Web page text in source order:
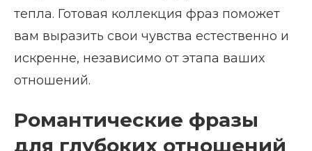
тепла. Готовая коллекция фраз поможет
вам выразить свои чувства естественно и
искренне, независимо от этапа ваших
отношений.
Романтические фразы
для глубоких отношений